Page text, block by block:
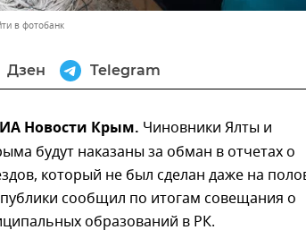
в фотобанк
Дзен Telegram
Новости Крым. Чиновники Ялты и
будут наказаны за обман в отчетах о
который не был сделан даже на
сообщил по итогам совещания о
образований в РК.